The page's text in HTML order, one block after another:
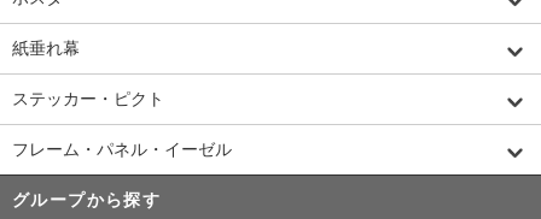
紙垂れ幕
ステッカー・ピクト
フレーム・パネル・イーゼル
グループから探す